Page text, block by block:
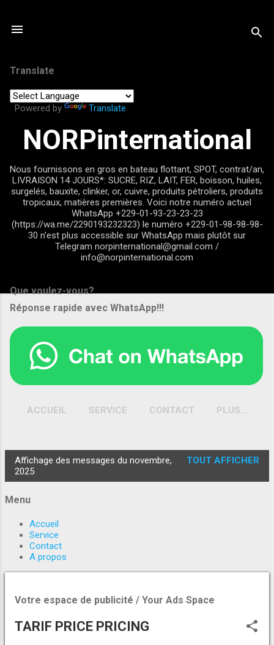
Translate
Powered by Translate
NORPinternational
Nous fournissons en gros en bateau flottant, SPOT, contrat/an,
LIVRAISON 14 JOURS*: SUCRE, RIZ, LAIT, FER, boisson, huiles,
surgelés, bauxite, clinker, or, cuivre, produits pétroliers, produits
tropicaux, matières premières. Voici notre numéro actuel
WhatsApp +229-01-93-23-23-23
(https://wa.me/2290193232323) le numéro +229-01-98-98-98-
30 n'est plus accessible sur WhatsApp mais plutôt sur
Telegram norpinternational@gmail.com /
info@norpinternational.com
Que voulez-vous?
Réponse rapide avec WhatsApp!!!
ACCUEIL SERVICE CONTACT PLUS…
M
e
s
Affichage des messages du novembre,
2025
TOUT AFFICHER
Menu
Accueil
Service
Contact
A propos
Votre espace de publicité / Your Ads Space
TARIF PRICE PRICING